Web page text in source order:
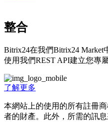
整合
Bitrix24在我們Bitrix24
使用我們REST API建立您專
了解更多
本網站上的使用的所有註冊
者的財產。此外，所需的訊